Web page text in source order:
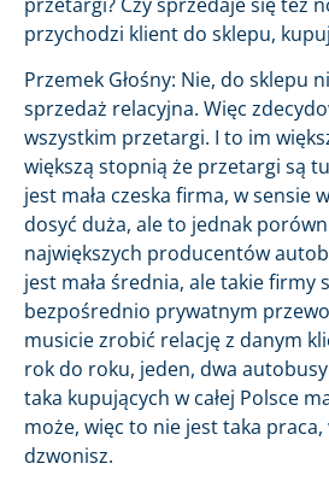
przychodzi klient do sklepu,
Przemek Głośny: Nie, do sklepu
sprzedaż relacyjna. Więc
wszystkim przetargi. I to im
większą stopnią że przetargi są
jest mała czeska firma, w sensie
dosyć duża, ale to jednak
największych producentów
jest mała średnia, ale takie firmy
bezpośrednio prywatnym
musicie zrobić relację z danym
rok do roku, jeden, dwa
taka kupujących w całej Polsce
może, więc to nie jest taka
dzwonisz.